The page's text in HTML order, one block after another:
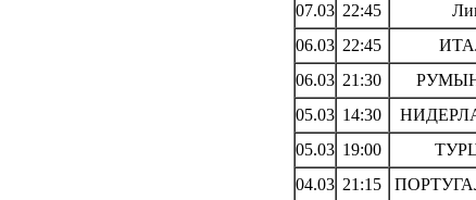
07.03 22:45
06.03 22:45
06.03 21:30
05.03 14:30
05.03 19:00
04.03 21:15